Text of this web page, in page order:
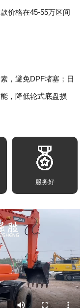
价格在45-55万区间
，避免DPF堵塞；日
，降低轮式底盘损
服务好